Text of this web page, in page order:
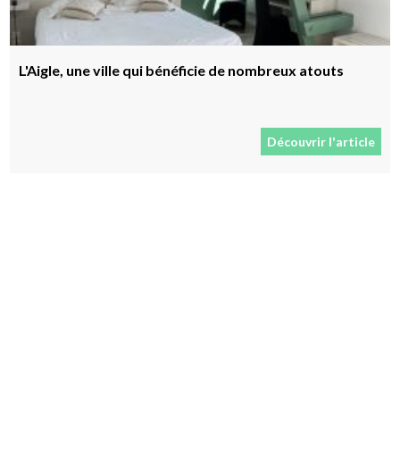
L'Aigle, une ville qui bénéficie de nombreux atouts
Découvrir l'article